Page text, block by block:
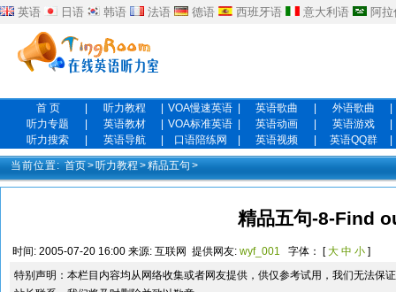
英语 日语 韩语 法语 德语 西班牙语 意大利语 阿
首 页 听力教程 VOA慢速英语 英语歌曲 外语歌曲
听力专题
英语教材 VOA标准英语 英语动画 英语游戏
听力搜索
英语导航 口语陪练网 英语视频 英语QQ群
当前位置: 首页>听力教程 >精品五句 >
精品五句-8-Find
时间: 2005-07-20 16:00 来源: 互联网 提供网友: wyf_001 字体： [大 中 小 ]
特别声明：本栏目内容均从网络收集或者网友提供，供仅参考试用，我们无法保